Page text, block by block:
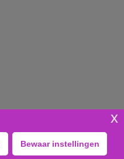
Bewaar instellingen
x